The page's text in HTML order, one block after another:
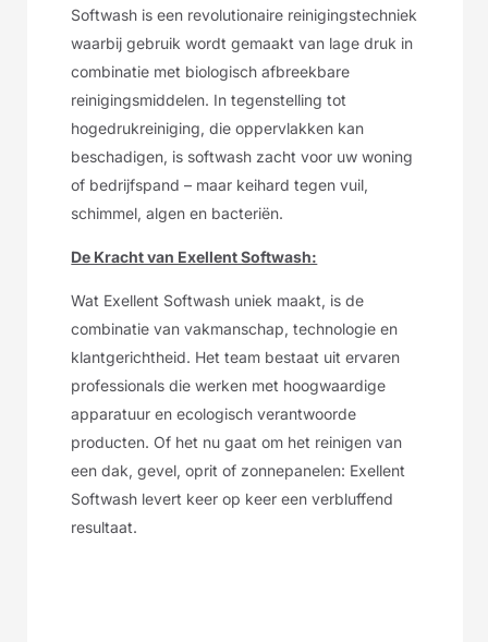
Softwash is een revolutionaire reinigingstechniek
waarbij gebruik wordt gemaakt van lage druk in
combinatie met biologisch afbreekbare
reinigingsmiddelen. In tegenstelling tot
hogedrukreiniging, die oppervlakken kan
beschadigen, is softwash zacht voor uw woning
of bedrijfspand – maar keihard tegen vuil,
schimmel, algen en bacteriën.
De Kracht van Exellent Softwash:
Wat Exellent Softwash uniek maakt, is de
combinatie van vakmanschap, technologie en
klantgerichtheid. Het team bestaat uit ervaren
professionals die werken met hoogwaardige
apparatuur en ecologisch verantwoorde
producten. Of het nu gaat om het reinigen van
een dak, gevel, oprit of zonnepanelen: Exellent
Softwash levert keer op keer een verbluffend
resultaat.